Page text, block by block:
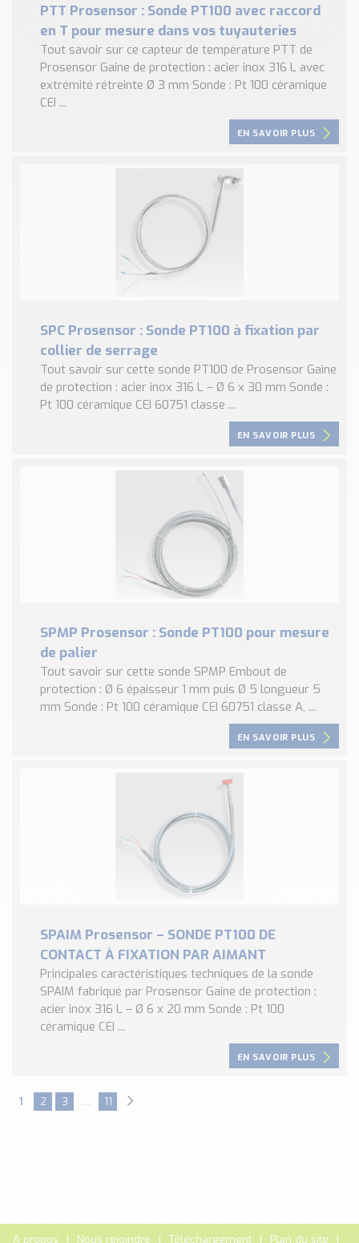
PTT Prosensor : Sonde PT100 avec raccord
en T pour mesure dans vos tuyauteries
Tout savoir sur ce capteur de température PTT de
Prosensor Gaine de protection : acier inox 316 L avec
extrémité rétreinte Ø 3 mm Sonde : Pt 100 céramique
CEI ...
EN SAVOIR PLUS
SPC Prosensor : Sonde PT100 à fixation par
collier de serrage
Tout savoir sur cette sonde PT100 de Prosensor Gaine
de protection : acier inox 316 L – Ø 6 x 30 mm Sonde :
Pt 100 céramique CEI 60751 classe ...
EN SAVOIR PLUS
SPMP Prosensor : Sonde PT100 pour mesure
de palier
Tout savoir sur cette sonde SPMP Embout de
protection : Ø 6 épaisseur 1 mm puis Ø 5 longueur 5
mm Sonde : Pt 100 céramique CEI 60751 classe A, ...
EN SAVOIR PLUS
SPAIM Prosensor – SONDE PT100 DE
CONTACT À FIXATION PAR AIMANT
Principales caractéristiques techniques de la sonde
SPAIM fabriqué par Prosensor Gaine de protection :
acier inox 316 L – Ø 6 x 20 mm Sonde : Pt 100
céramique CEI ...
EN SAVOIR PLUS
1 2 3 … 11
A propos Nous rejoindre Téléchargement Plan du site